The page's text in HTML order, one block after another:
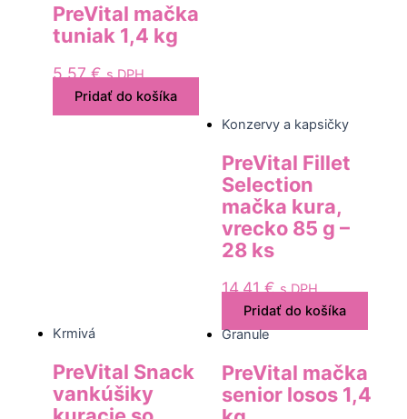
PreVital mačka
tuniak 1,4 kg
5,57€ s DPH
Pridať do košíka
Konzervy a kapsičky
PreVital Fillet
Selection
mačka kura,
vrecko 85 g –
28 ks
14,41€ s DPH
Pridať do košíka
Krmivá
PreVital Snack
vankúšiky
Granule
PreVital mačka
senior losos 1,4